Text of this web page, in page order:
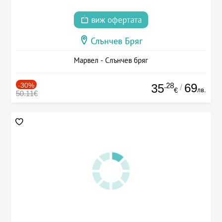
виж офертата
Слънчев Бряг
Марвел - Слънчев бряг
-30%
50.11€ 35.28
€ / 69лв.